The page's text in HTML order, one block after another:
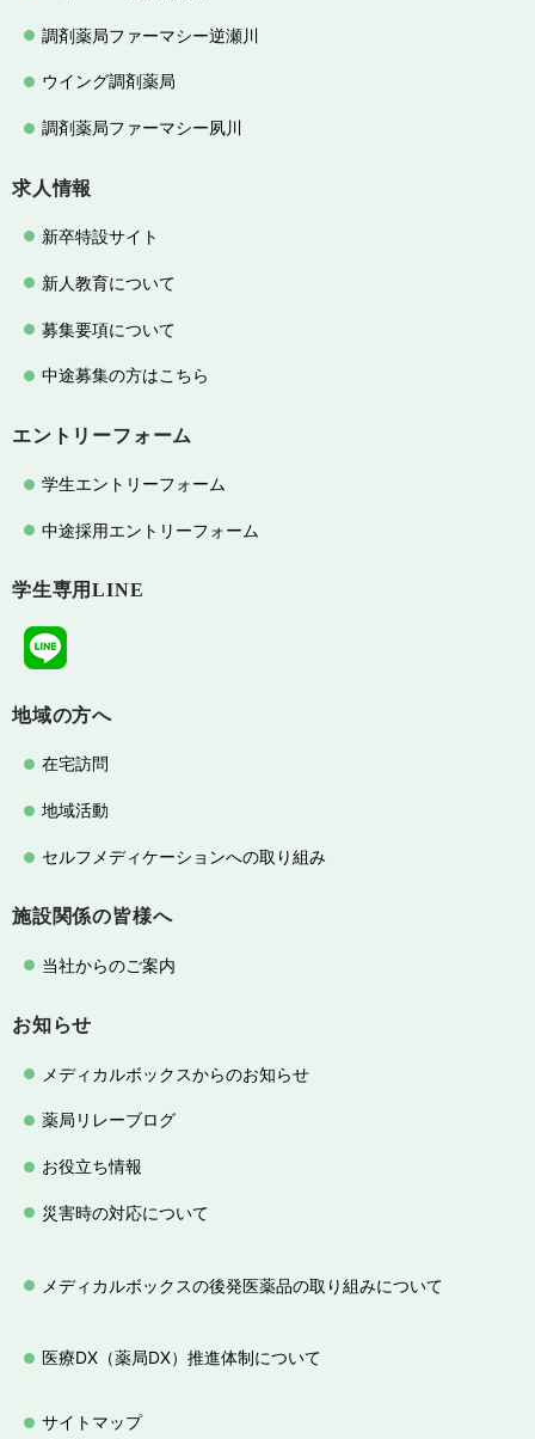
調剤薬局ファーマシー逆瀬川
ウイング調剤薬局
調剤薬局ファーマシー夙川
求人情報
新卒特設サイト
新人教育について
募集要項について
中途募集の方はこちら
エントリーフォーム
学生エントリーフォーム
中途採用エントリーフォーム
学生専用LINE
地域の方へ
在宅訪問
地域活動
セルフメディケーションへの取り組み
施設関係の皆様へ
当社からのご案内
お知らせ
メディカルボックスからのお知らせ
薬局リレーブログ
お役立ち情報
災害時の対応について
メディカルボックスの後発医薬品の取り組みについて
医療DX（薬局DX）推進体制について
サイトマップ